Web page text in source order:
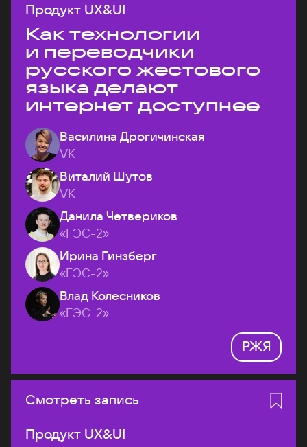
Продукт UX&UI
Как технологии
и переводчики
русского жестового
языка делают
интернет доступнее
Василина Дрогичинская
VK
Виталий Шутов
VK
Данила Четвериков
«ГЭС-2»
Ирина Гинзберг
«ГЭС-2»
Влад Колесников
«ГЭС-2»
РЖЯ
Смотреть запись
Продукт UX&UI